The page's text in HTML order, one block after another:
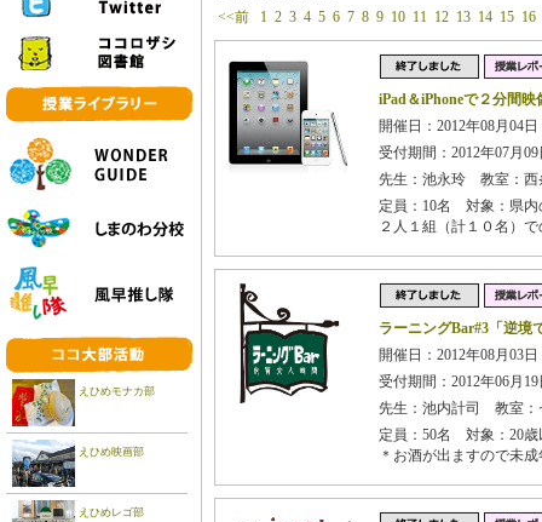
えひめモナカ部
えひめ映画部
えひめレゴ部
<<前 1 2 3 4 5 6 7 8 9 10 11 12 13 14 15 16
iPad＆iPhoneで２分間
開催日：2012年08月04
受付期間：2012年07月
先生：池永玲 教室：西
定員：10名 対象：県内
２人１組（計１０名）
ラーニングBar#3「逆境
開催日：2012年08月03
受付期間：2012年06月
先生：池内計司 教室：
定員：50名 対象：20歳
＊お酒が出ますので未